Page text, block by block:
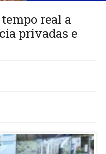
tempo real a
privadas e